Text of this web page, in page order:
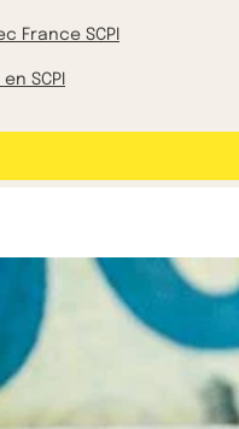
France SCPI
SCPI